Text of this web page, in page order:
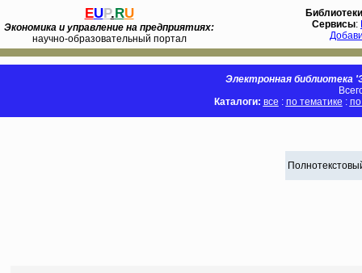
EUP.RU
Экономика и управление на предприятиях:
научно-образовательный портал
Библиотеки
Сервисы:
Электронная библиотека
Каталоги: все : по тематике :